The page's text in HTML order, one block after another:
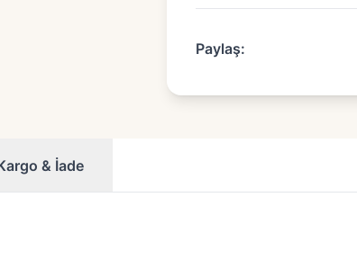
Paylaş:
& İade